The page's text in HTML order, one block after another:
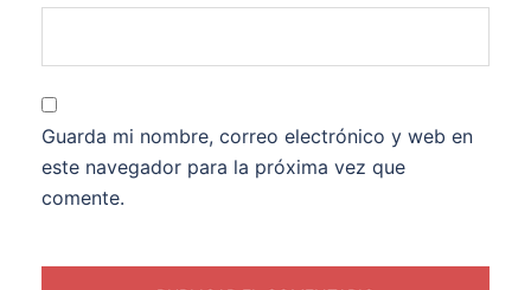
Guarda mi nombre, correo electrónico y web en
este navegador para la próxima vez que
comente.